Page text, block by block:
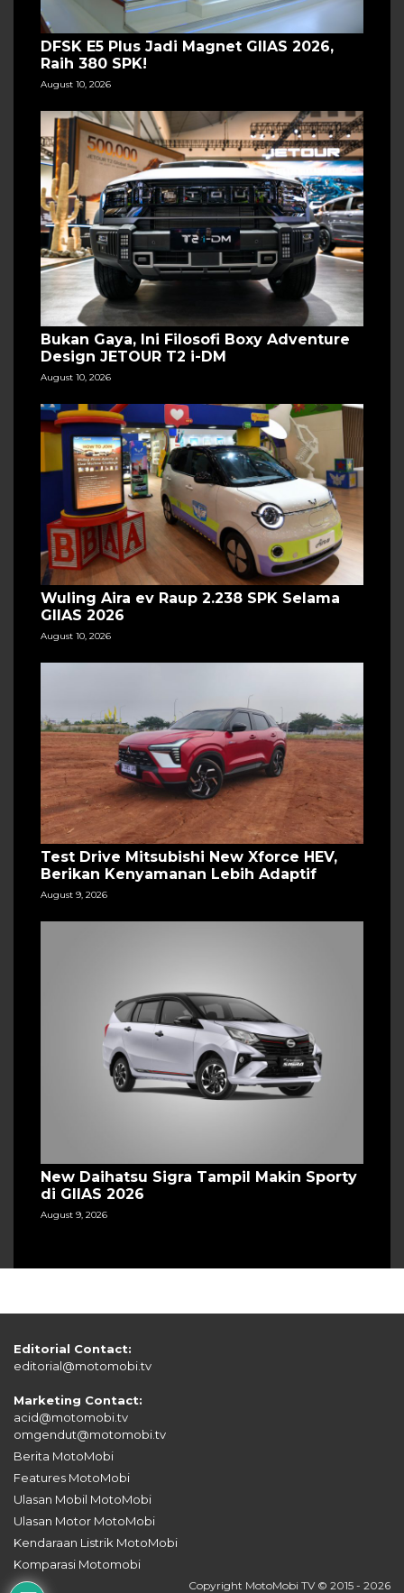
DFSK E5 Plus Jadi Magnet GIIAS 2026,
Raih 380 SPK!
August 10, 2026
Bukan Gaya, Ini Filosofi Boxy Adventure
Design JETOUR T2 i-DM
August 10, 2026
Wuling Aira ev Raup 2.238 SPK Selama
GIIAS 2026
August 10, 2026
Test Drive Mitsubishi New Xforce HEV,
Berikan Kenyamanan Lebih Adaptif
August 9, 2026
New Daihatsu Sigra Tampil Makin Sporty
di GIIAS 2026
August 9, 2026
Editorial Contact:
editorial@motomobi.tv
Marketing Contact:
acid@motomobi.tv
omgendut@motomobi.tv
Berita MotoMobi
Features MotoMobi
Ulasan Mobil MotoMobi
Ulasan Motor MotoMobi
Kendaraan Listrik MotoMobi
Komparasi Motomobi
Copyright MotoMobi TV © 2015 - 2026